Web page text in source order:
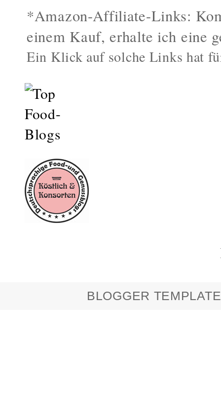
*Amazon-Affiliate-Links:
einem Kauf, erhalte ich eine
Ein Klick auf solche Links hat
BLOGGER